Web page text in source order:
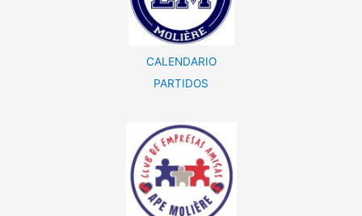
CALENDARIO
PARTIDOS